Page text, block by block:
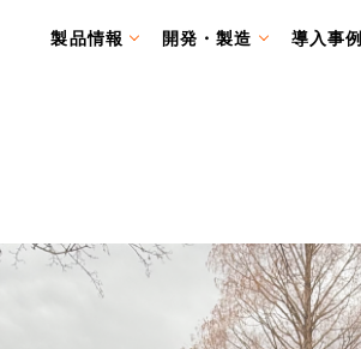
製品情報
開発・製造 導入事例